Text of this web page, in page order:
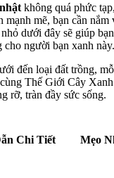
không quá phức
mạnh mẽ, bạn cần
dưới đây sẽ giúp
cho người bạn xanh này.
đến loại đất trồng,
Thế Giới Cây
rỡ, tràn đầy sức sống.
Chi Tiết Mẹo